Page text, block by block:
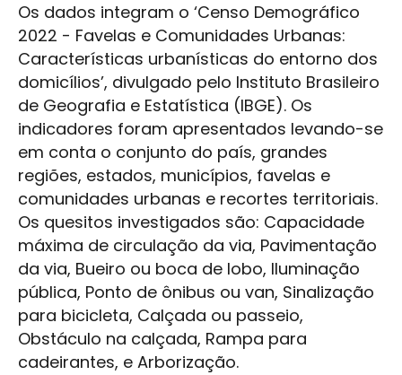
Os dados integram o ‘Censo Demográfico
2022 - Favelas e Comunidades Urbanas:
Características urbanísticas do entorno dos
domicílios’, divulgado pelo Instituto Brasileiro
de Geografia e Estatística (IBGE). Os
indicadores foram apresentados levando-se
em conta o conjunto do país, grandes
regiões, estados, municípios, favelas e
comunidades urbanas e recortes territoriais.
Os quesitos investigados são: Capacidade
máxima de circulação da via, Pavimentação
da via, Bueiro ou boca de lobo, Iluminação
pública, Ponto de ônibus ou van, Sinalização
para bicicleta, Calçada ou passeio,
Obstáculo na calçada, Rampa para
cadeirantes, e Arborização.